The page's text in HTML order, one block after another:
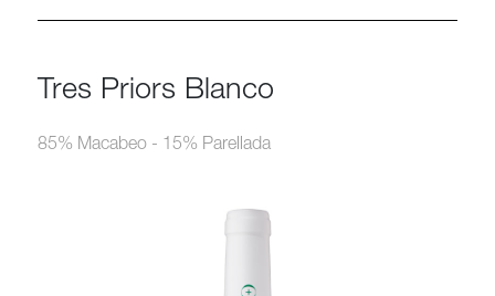
Tres Priors Blanco
85% Macabeo - 15% Parellada